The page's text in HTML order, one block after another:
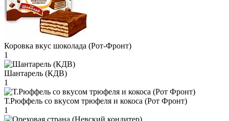
Коровка вкус шоколада (Рот-Фронт)
1
Шантарель (КДВ)
1
Т.Рюффель со вкусом трюфеля и кокоса (Рот Фронт)
1